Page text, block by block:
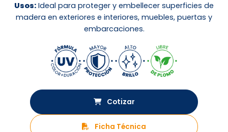
Usos: Ideal para proteger y embellecer superficies de
madera en exteriores e interiores, muebles, puertas y
embarcaciones.
Cotizar
Ficha Técnica